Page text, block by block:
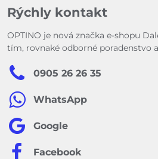
Rýchly kontakt
OPTINO je nová značka e-shopu
tím, rovnaké odborné poradenstvo
0905 26 26 35
WhatsApp
Google
Facebook